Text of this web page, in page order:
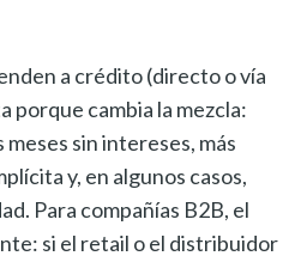
a crédito (directo o vía
porque cambia la mezcla:
meses sin intereses, más
y, en algunos casos,
Para compañías B2B, el
si el retail o el distribuidor